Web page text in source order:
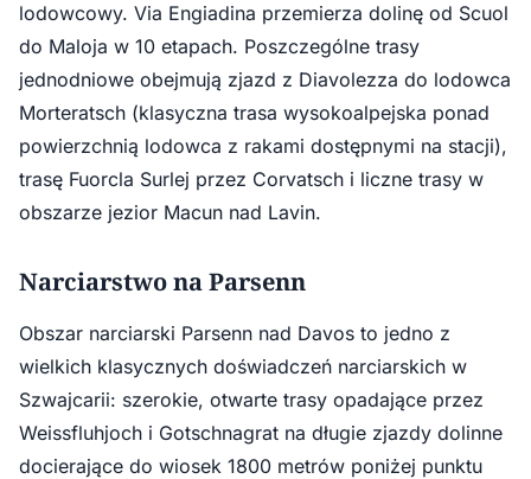
lodowcowy. Via Engiadina przemierza dolinę od Scuol
do Maloja w 10 etapach. Poszczególne trasy
jednodniowe obejmują zjazd z Diavolezza do lodowca
Morteratsch (klasyczna trasa wysokoalpejska ponad
powierzchnią lodowca z rakami dostępnymi na stacji),
trasę Fuorcla Surlej przez Corvatsch i liczne trasy w
obszarze jezior Macun nad Lavin.
Narciarstwo na Parsenn
Obszar narciarski Parsenn nad Davos to jedno z
wielkich klasycznych doświadczeń narciarskich w
Szwajcarii: szerokie, otwarte trasy opadające przez
Weissfluhjoch i Gotschnagrat na długie zjazdy dolinne
docierające do wiosek 1800 metrów poniżej punktu